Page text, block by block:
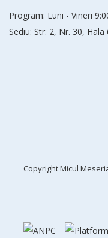
Program: Luni - Vineri
Sediu: Str. 2, Nr. 30,
CopyrightMicul